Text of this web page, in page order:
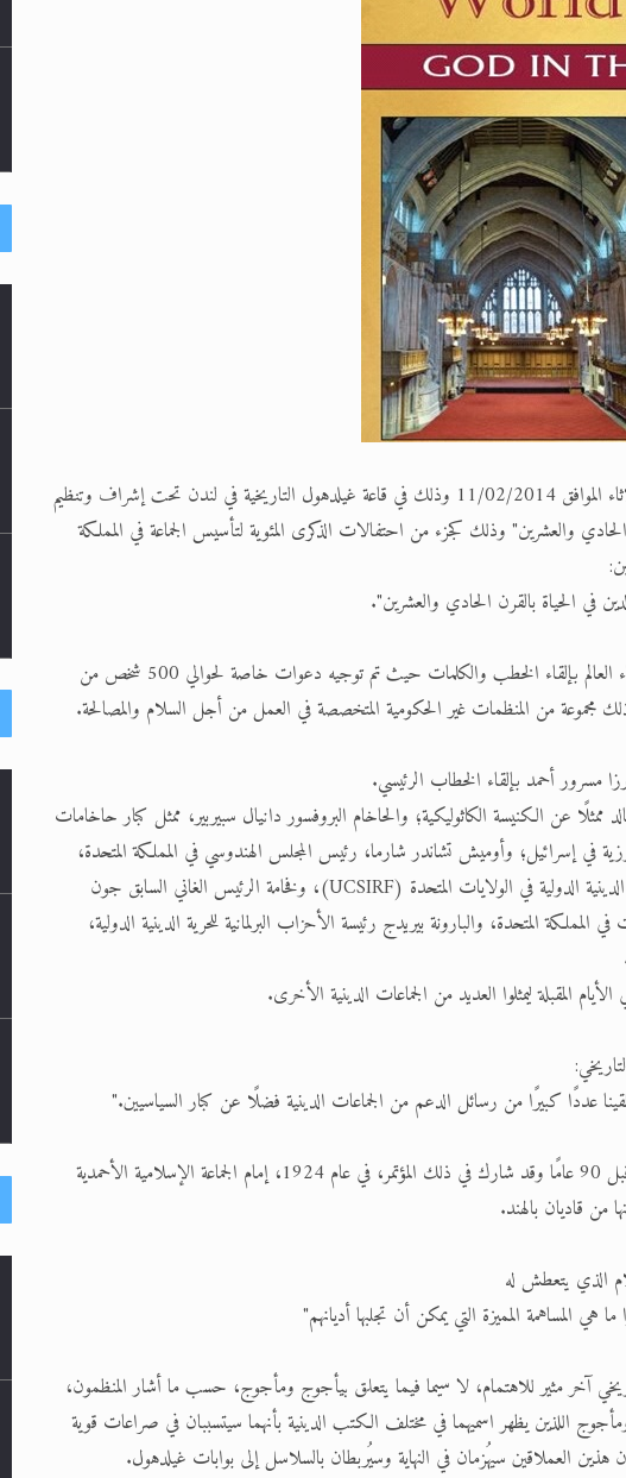
في خاتم النبيين صلى الله عليه وسلم >> المزيد
المزيد
سيعقد بمشيئة الله تعالى مؤتمر كبير للأديان في لندن يوم الثلاثاء الموافق 11/02/2014 وذلك في قاعة غيلدهول التاريخية في لندن تحت إشراف وتنظيم
والعشرين" وذلك كجزء من احتفالات الذكرى المئوية لتأسيس الجماعة في المملكة
في الحياة بالقرن الحادي والعشرين".
هذا وسيقوم العديد من رجال الدين والقادة من مختلف أنحاء العالم بإلقاء الخطب والكلمات حيث تم توجيه دعوات خاصة لحوالي 500 شخص من
مجموعة من المنظمات غير الحكومية المتخصصة في العمل من أجل السلام والمصالحة.
مسرور أحمد بإلقاء الخطاب الرئيسي.
ممثلًا عن الكنيسة الكاثوليكية؛ والحاخام البروفسور دانيال سبيربير، ممثل كبار حاخامات
في إسرائيل؛ وأوميش تشاندر شارما، رئيس المجلس الهندوسي في المملكة المتحدة،
والدكتورة كاترينا لانتوس سويت، نائبة رئيس لجنة الحرية الدينية الدولية في الولايات المتحدة (UCSIRF)، وفخامة الرئيس الغاني السابق جون
المتحدة، والبارونة بيريدج رئيسة الأحزاب البرلمانية للحرية الدينية الدولية،
المقبلة ليمثلوا العديد من الجماعات الدينية الأخرى.
عددًا كبيرًا من رسائل الدعم من الجماعات الدينية فضلًا عن كبار السياسيين."
وأضاف: "لقد عُقد مؤتمر الأديان في قاعة ويمبلي في لندن، قبل 90 عامًا وقد شارك في ذلك المؤتمر، في عام 1924، إمام الجماعة الإسلامية الأحمدية
الذي يتعطش له
هي المساهمة المميزة التي يمكن أن تجلبها أديانهم"
آخر مثير للاهتمام، لا سيما فيما يتعلق بيأجوج ومأجوج، حسب ما أشار المنظمون،
اللذين يظهر اسميهما في مختلف الكتب الدينية بأنهما سيتسببان في صراعات قوية
العملاقين سيهُزمان في النهاية وسيُربطان بالسلاسل إلى بوابات غيلدهول.